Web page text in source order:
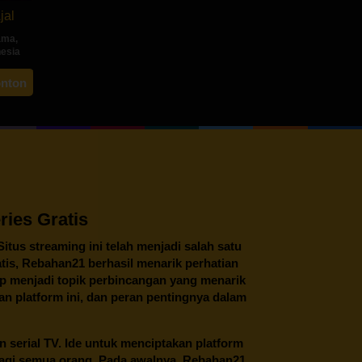
,
Gratis
streaming ini telah menjadi salah satu
Rebahan21berhasil menarik perhatian
menjadi topik perbincangan yang menarik
platform ini, dan peran pentingnya dalam
serial TV. Ide untuk menciptakan platform